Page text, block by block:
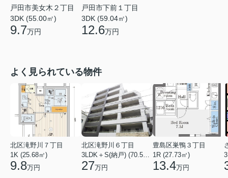
戸田市美女木２丁目
3DK (55.00㎡)
9.7万円
戸田市下前１丁目
3DK (59.04㎡)
12.6万円
よく見られている物件
北区滝野川７丁目
1K (25.68㎡)
9.8万円
北区滝野川６丁目
3LDK＋S(納戸) (70.56㎡)
27万円
豊島区巣鴨３丁目
1R (27.73㎡)
13.4万円